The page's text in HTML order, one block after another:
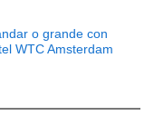
o grande con
WTC Amsterdam